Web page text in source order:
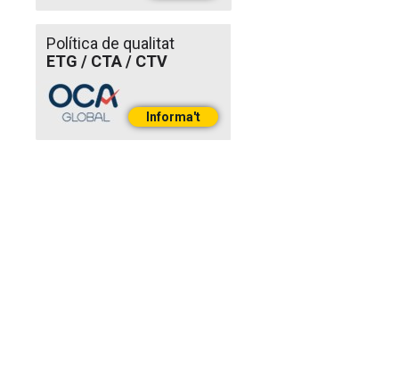
Política de qualitat
ETG / CTA / CTV
Informa't